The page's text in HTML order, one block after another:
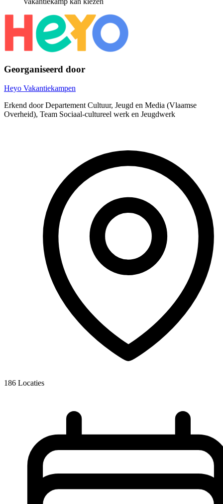
Georganiseerd door
Heyo Vakantiekampen
Erkend door Departement Cultuur, Jeugd en Media (Vlaamse
Overheid), Team Sociaal-cultureel werk en Jeugdwerk
186 Locaties